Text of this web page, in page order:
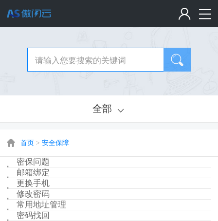
全部
首页 > 安全保障
密保问题
邮箱绑定
更换手机
修改密码
常用地址管理
密码找回